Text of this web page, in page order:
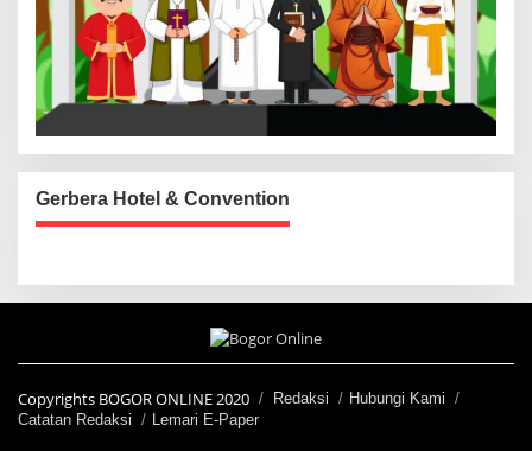
Gerbera Hotel & Convention
Copyrights BOGOR ONLINE 2020 Redaksi
Hubungi Kami
Catatan Redaksi
Lemari E-Paper